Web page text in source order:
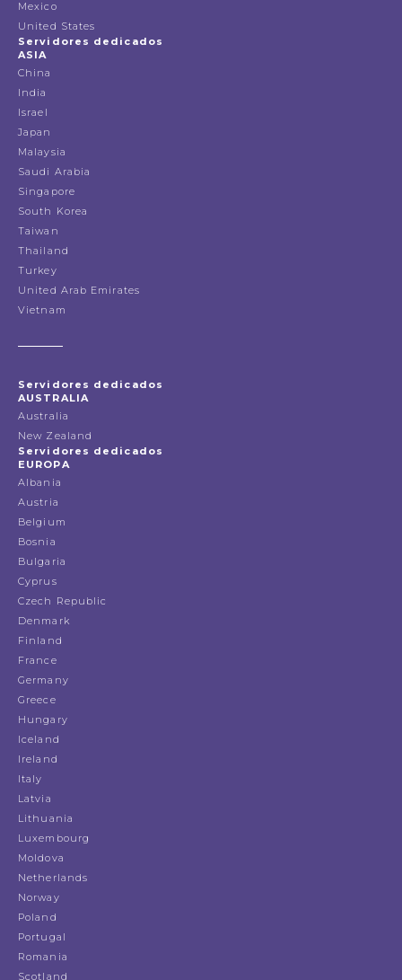
Mexico
United States
Servidores dedicados
ASIA
China
India
Israel
Japan
Malaysia
Saudi Arabia
Singapore
South Korea
Taiwan
Thailand
Turkey
United Arab Emirates
Vietnam
Servidores dedicados
AUSTRALIA
Australia
New Zealand
Servidores dedicados
EUROPA
Albania
Austria
Belgium
Bosnia
Bulgaria
Cyprus
Czech Republic
Denmark
Finland
France
Germany
Greece
Hungary
Iceland
Ireland
Italy
Latvia
Lithuania
Luxembourg
Moldova
Netherlands
Norway
Poland
Portugal
Romania
Scotland